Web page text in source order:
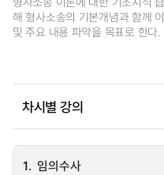
해 형사소송의 기본개념과 함께
및 주요 내용 파악을 목표로 한다.
차시별 강의
1. 임의수사